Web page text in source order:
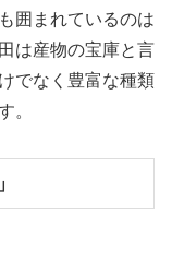
囲まれているのは
は産物の宝庫と言
でなく豊富な種類
。